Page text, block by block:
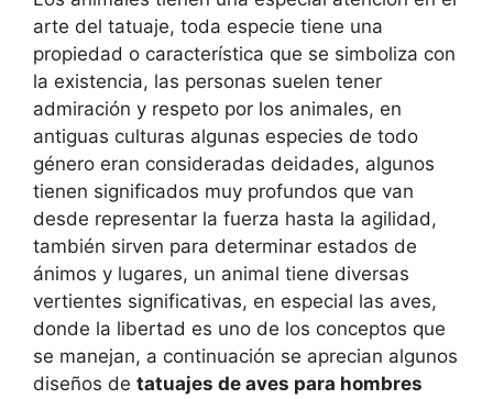
arte del tatuaje, toda especie tiene una
propiedad o característica que se simboliza con
la existencia, las personas suelen tener
admiración y respeto por los animales, en
antiguas culturas algunas especies de todo
género eran consideradas deidades, algunos
tienen significados muy profundos que van
desde representar la fuerza hasta la agilidad,
también sirven para determinar estados de
ánimos y lugares, un animal tiene diversas
vertientes significativas, en especial las aves,
donde la libertad es uno de los conceptos que
se manejan, a continuación se aprecian algunos
diseños de tatuajes de aves para hombres